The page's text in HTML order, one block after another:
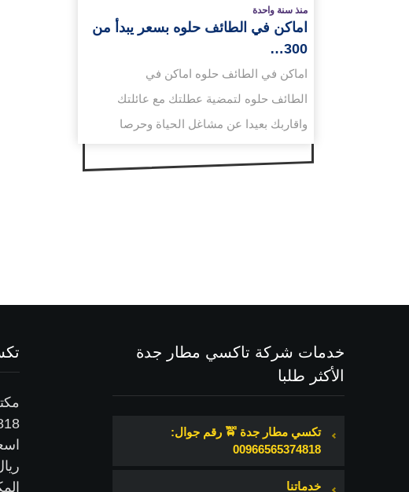
منذ سنة واحدة
اماكن في الطائف حلوه بسعر يبدأ من
300…
اماكن في الطائف حلوه اماكن في
الطائف حلوه لتمضية عطلتك مع عائلتك
واقاربك بعيدا عن مشاغل الحياة وحرصا
خدمات شركة تاكسي مطار جدة
الأكثر طلبا
تكسي مطار جدة 🚖 رقم جوال:
00966565374818
خدماتنا